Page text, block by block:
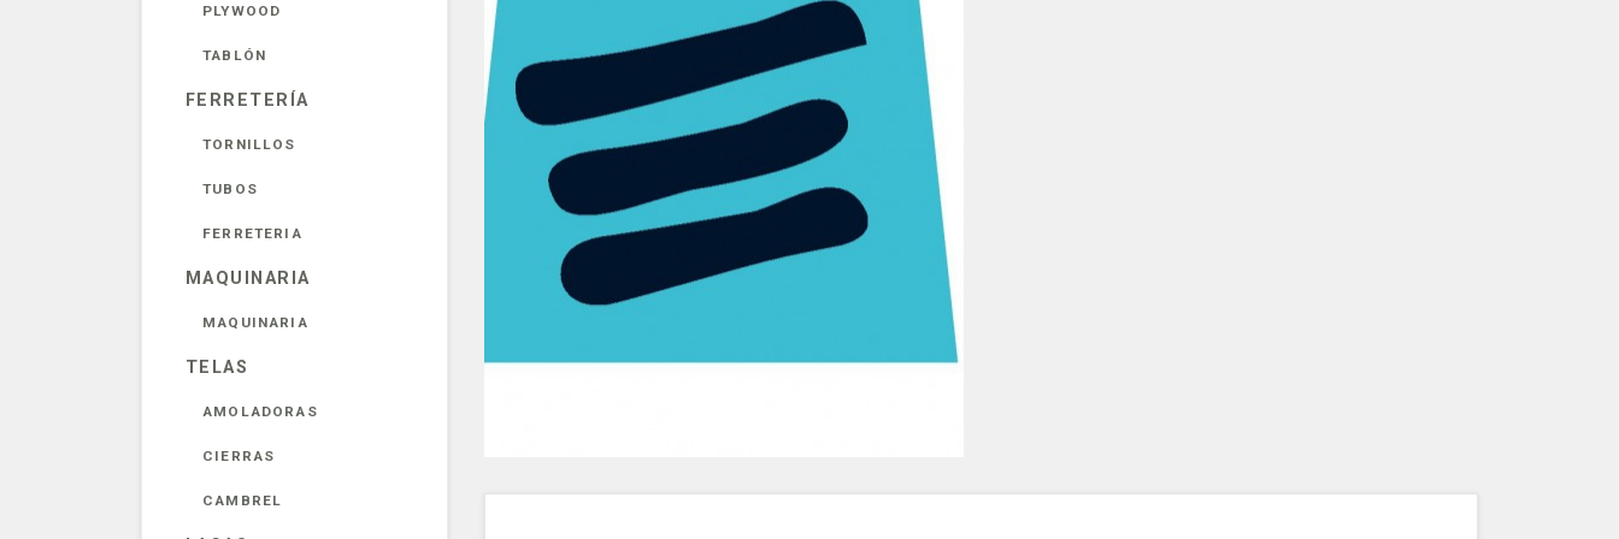
PLYWOOD
TABLÓN
FERRETERÍA
TORNILLOS
TUBOS
FERRETERIA
MAQUINARIA
MAQUINARIA
TELAS
AMOLADORAS
CIERRAS
CAMBREL